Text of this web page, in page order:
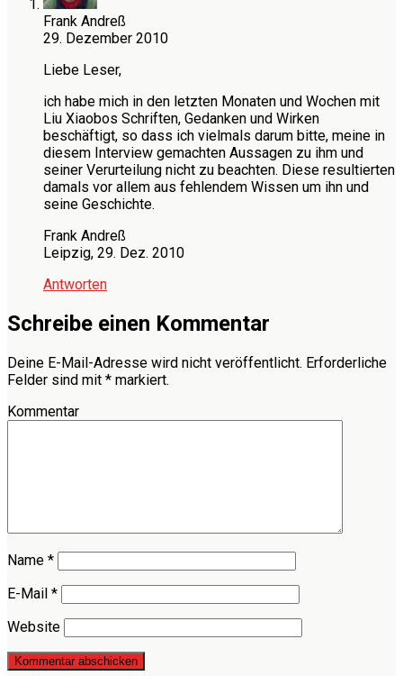
Frank Andreß
29. Dezember 2010
Liebe Leser,
ich habe mich in den letzten Monaten und Wochen mit
Liu Xiaobos Schriften, Gedanken und Wirken
beschäftigt, so dass ich vielmals darum bitte, meine in
diesem Interview gemachten Aussagen zu ihm und
seiner Verurteilung nicht zu beachten. Diese resultierten
damals vor allem aus fehlendem Wissen um ihn und
seine Geschichte.
Frank Andreß
Leipzig, 29. Dez. 2010
Antworten
Schreibe einen Kommentar
Deine E-Mail-Adresse wird nicht veröffentlicht. Erforderliche
Felder sind mit * markiert.
Kommentar
Name *
E-Mail *
Website